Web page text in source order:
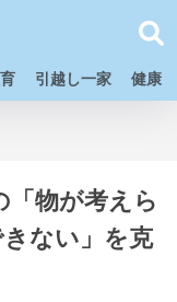
引越し一家 健康
「物が考えら
ない」を克